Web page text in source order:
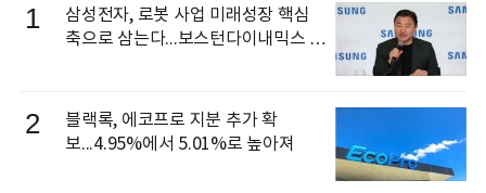
1
삼성전자, 로봇 사업 미래성장 핵심
축으로 삼는다...보스턴다이내믹스 출
2
블랙록, 에코프로 지분 추가 확
보...4.95%에서 5.01%로 높아져